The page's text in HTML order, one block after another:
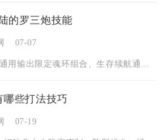
的罗三炮技能
07-07
罗三炮最优技能搭配分为通用输出限定魂环组合、生存续航通用魂环...
些打法技巧
07-19